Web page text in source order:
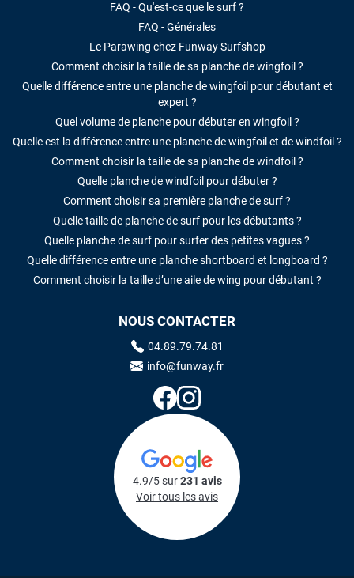
FAQ - Qu'est-ce que le surf ?
FAQ - Générales
Le Parawing chez Funway Surfshop
Comment choisir la taille de sa planche de wingfoil ?
Quelle différence entre une planche de wingfoil pour débutant et
expert ?
Quel volume de planche pour débuter en wingfoil ?
Quelle est la différence entre une planche de wingfoil et de windfoil ?
Comment choisir la taille de sa planche de windfoil ?
Quelle planche de windfoil pour débuter ?
Comment choisir sa première planche de surf ?
Quelle taille de planche de surf pour les débutants ?
Quelle planche de surf pour surfer des petites vagues ?
Quelle différence entre une planche shortboard et longboard ?
Comment choisir la taille d’une aile de wing pour débutant ?
NOUS CONTACTER
04.89.79.74.81
info@funway.fr
4.9/5 sur231 avis
Voir tous les avis